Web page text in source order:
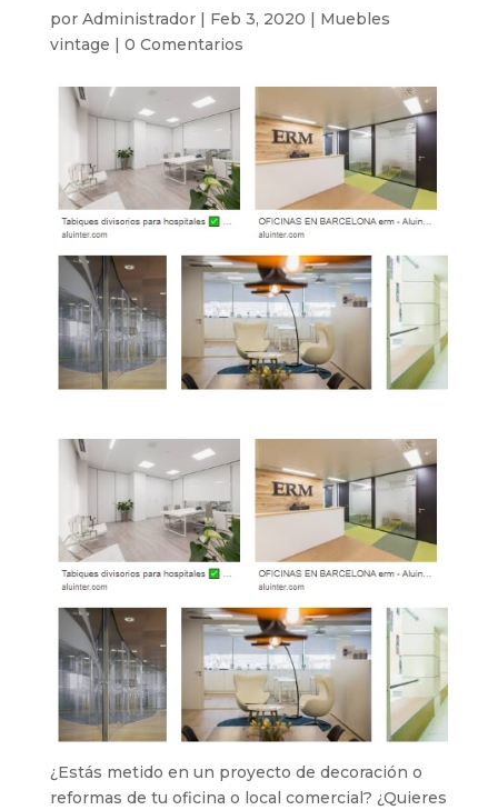
por Administrador| Feb 3, 2020 | Muebles
vintage | 0 Comentarios
¿Estás metido en un proyecto de decoración o
reformas de tu oficina o local comercial? ¿Quieres